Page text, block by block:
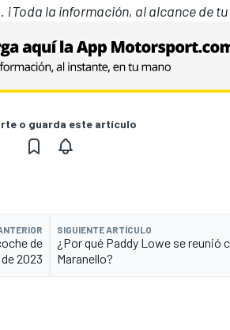
¡Toda la información, al alcance de
o guarda este artículo
de
2023
SIGUIENTE ARTÍCULO
¿Por qué Paddy Lowe se reunió
Maranello?